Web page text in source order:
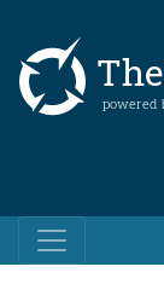
powered